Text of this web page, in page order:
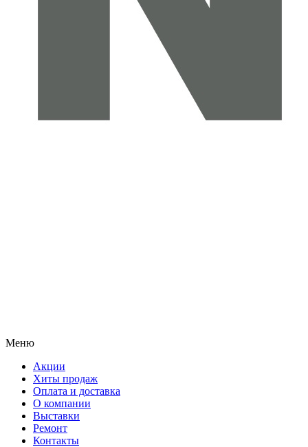
Меню
Акции
Хиты продаж
Оплата и доставка
О компании
Выставки
Ремонт
Контакты